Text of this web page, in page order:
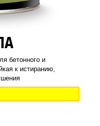
бетонного и
к истиранию,